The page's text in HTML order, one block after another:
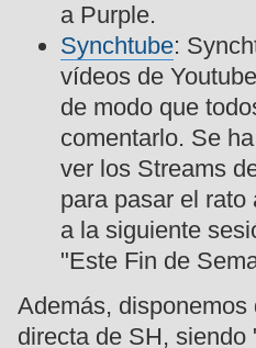
a Purple.
Synchtube:
vídeos de
de modo que
comentarlo. Se
ver los Streams
para pasar el
a la siguiente
"Este Fin de
Además,
directa de SH,